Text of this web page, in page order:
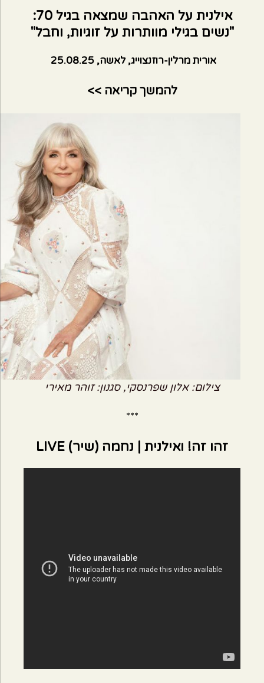
אילנית על האהבה שמצאה בגיל 70:
"נשים בגילי מוותרות על זוגיות, וחבל"
אורית מרלין-רוזנצוייג, לאשה, 25.08.25
להמשך קריאה >>
צילום: אלון שפרנסקי, סגנון: זוהר מאירי
***
זהו זה! ואילנית | נחמה (שיר) LIVE